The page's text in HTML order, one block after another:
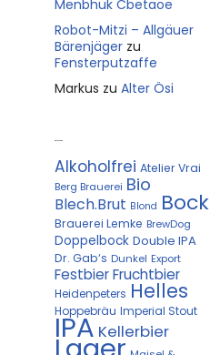
Menbhuk Cbetaoe
Robot-Mitzi – Allgäuer
Bärenjäger zu
Fensterputzaffe
Markus zu Alter Ösi
Alkoholfrei Atelier Vrai
Berg Brauerei Bio
Blech.Brut Blond Bock
Brauerei Lemke BrewDog
Doppelbock Double IPA
Dr. Gab‘s Dunkel Export
FestbierFruchtbier
Heidenpeters Helles
Hoppebräu Imperial Stout
IPA Kellerbier